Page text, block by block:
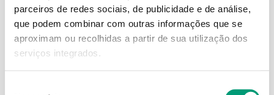
parceiros de redes sociais, de publicidade e de análise,
que podem combinar com outras informações que se
aproximam ou recolhidas a partir de sua utilização dos
serviços integrados.
Informações técnicas